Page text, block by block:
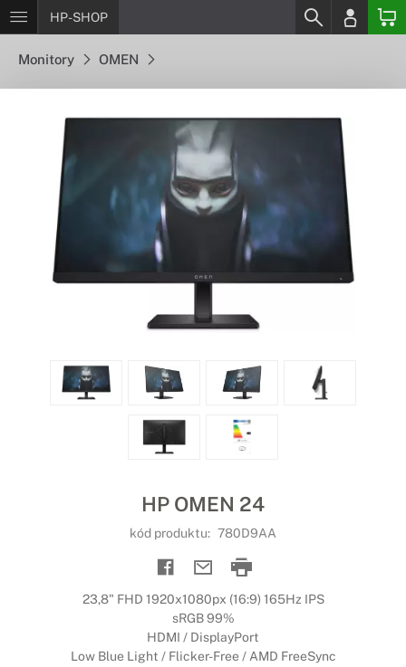
HP-SHOP
Monitory OMEN
HP OMEN 24
kód produktu: 780D9AA
23,8" FHD 1920x1080px (16:9) 165Hz IPS
sRGB 99%
HDMI / DisplayPort
Low Blue Light / Flicker-Free / AMD FreeSync